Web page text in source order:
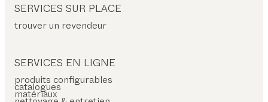
SERVICES SUR PLACE
trouver un revendeur
SERVICES EN LIGNE
produits configurables
catalogues
matériaux